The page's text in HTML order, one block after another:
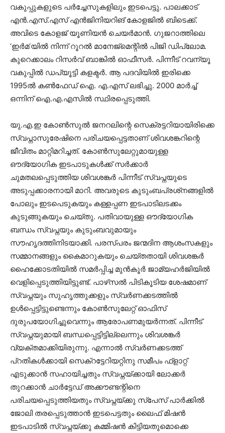
വകുപ്പുകളുടെ പർച്ചേസുകളിലും ഇടപെട്ടു. പാലക്കാട്
എൻ.എസ്.എസ് എൻജിനിയറിങ് കോളജിൽ ബിടെക്ക്.
അവിടെ കോളജ് യൂണിയൻ ചെയർമാൻ. ഗുജറാത്തിലെ
‘ഇർമ’യിൽ നിന്ന് റൂറൽ മാനേജ്മെന്റിൽ പിജി ഡിപ്ലോമ.
കുറെക്കാലം റിസർവ് ബാങ്കിൽ ഓഫീസർ. പിന്നീട് റവന്യൂ
വകുപ്പിൽ ഡപ്യൂട്ടി കളക്ടർ. ആ പദവിയിൽ ഇരിക്കെ
1995ൽ കൺഫേഡ് ഐ. എ.എസ് ലഭിച്ചു. 2000 മാർച്ച്
ഒന്നിന് ഐ.എ.എസിൽ സ്ഥിരപ്പെടുത്തി.
യു.എ.ഇ കോൺസുൽ ജനറലിന്റെ സെക്രട്ടറിയായിരിക്കെ
സ്വപ്നാസുരേഷിനെ പരിചയപ്പെട്ടതാണ് ശിവശങ്കറിന്റെ
ജീവിതം മാറ്റിമറിച്ചത്. കോൺസുലേറ്റുമായുള്ള
ഔദ്യോഗിക ഇടപാടുകൾക്ക് സർക്കാർ
ചുമതലപ്പെടുത്തിയ ശിവശങ്കർ പിന്നീട് സ്വപ്നയുടെ
അടുപ്പക്കാരനായി മാറി. അവരുടെ കുടുംബപ്രശ്‌നങ്ങളിൽ
പോലും ഇടപെടുകയും കള്ളപ്പണ ഇടപാടിലടക്കം
കുടുങ്ങുകയും ചെയ്തു. പതിവായുള്ള ഔദ്യോഗിക
ബന്ധം സ്വപ്നയും കുടുംബവുമായും
സൗഹൃദത്തിനിടയാക്കി. പരസ്പരം ജന്മദിന ആശംസകളും
സമ്മാനങ്ങളും കൈമാറുകയും ചെയ്തതായി ശിവശങ്കർ
ഹൈക്കോടതിയിൽ സമർപ്പിച്ച മുൻകൂർ ജാമ്യഹർജിയിൽ
വെളിപ്പെടുത്തിയിട്ടുണ്ട്. പാഴ്‌സൽ പിടികൂടിയ ശേഷമാണ്
സ്വപ്നയും സുഹൃത്തുക്കളും സ്വർണക്കടത്തിൽ
ഉൾപ്പെട്ടിട്ടുണ്ടെന്നും കോൺസുലേറ്റ് ഓഫിസ്
ദുരുപയോഗിച്ചുവെന്നും ആരോപണമുയർന്നത്. പിന്നീട്
സ്വപ്നയുമായി ബന്ധപ്പെട്ടിട്ടില്ലെന്നും ശിവശങ്കർ
വ്യക്തമാക്കിയിരുന്നു. എന്നാൽ സ്വർണക്കടത്ത്
പ്‌റതികൾക്കായി സെക്‌റട്ടേറിയറ്റിനു സമീപം ഫ്‌ളാറ്റ്
എടുക്കാൻ സഹായിച്ചതും സ്വപ്നയ്ക്കായി ലോക്കർ
തുറക്കാൻ ചാർട്ടേഡ് അക്കൗണ്ടന്റിനെ
പരിചയപ്പെടുത്തിയതും സ്വപ്നയ്ക്കു സ്പേസ് പാർക്കിൽ
ജോലി തരപ്പെടുത്താൻ ഇടപെട്ടതും ലൈഫ് മിഷൻ
ഇടപാടിൽ സ്വപ്നയ്ക്കു കമ്മിഷൻ കിട്ടിയതുമൊക്കെ